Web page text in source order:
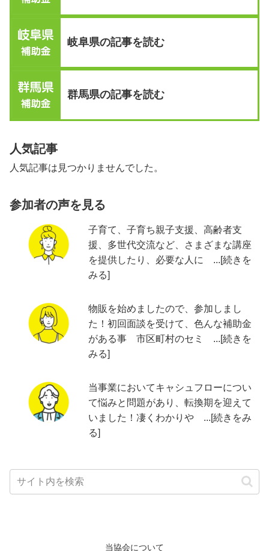
岐阜県の記事を読む
群馬県の記事を読む
人気記事
人気記事は見つかりませんでした。
参加者の声を見る
子育て、子育ち親子支援、高齢者支
援、多世代交流など、さまざまな講座
を提供したり、必要な人に ...[続きを
みる]
物販を始めましたので、参加しまし
た！初回面談を受けて、色んな補助金
がある事 市区町村のセミ ...[続きを
みる]
当事業においてキャシュフローについ
て悩みと問題があり、転換期を迎えて
いました！凄くわかりや ...[続きをみ
る]
当協会について